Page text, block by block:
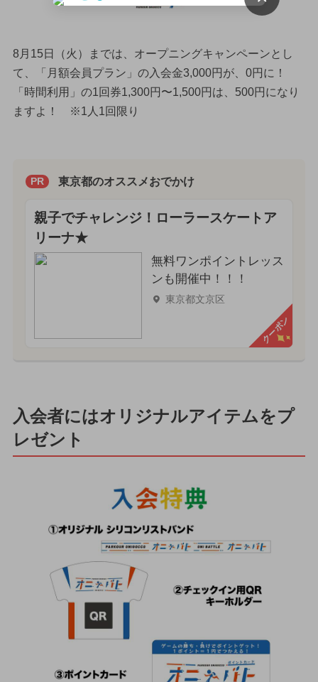
8月15日（火）までは、オープニングキャンペーンとし
て、「月額会員プラン」の入会金3,000円が、0円に！
「時間利用」の1回券1,300円〜1,500円は、500円になり
ますよ！ ※1人1回限り
PR 東京都のオススメおでかけ
親子でチャレンジ！ローラースケートア
リーナ★
無料ワンポイントレッス
ンも開催中！！！
東京都文京区
クーポン
入会者にはオリジナルアイテムをプ
レゼント